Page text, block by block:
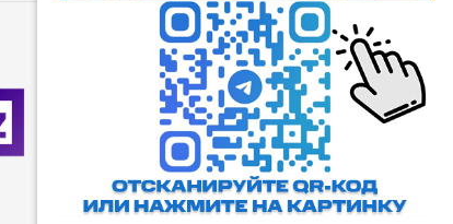
Пользовательское соглашение
Все права защищены. Любое
использование материалов
допускается только с согласия
редакции, а также с ссылкой на
сайт.